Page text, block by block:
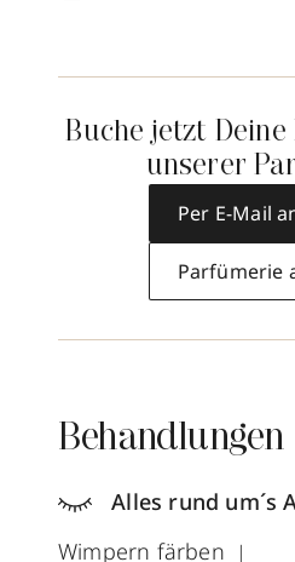
Buche jetzt
unserer
Per E-Mail
Parfümerie
Behandlungen
Alles rund um´s
Wimpern färben